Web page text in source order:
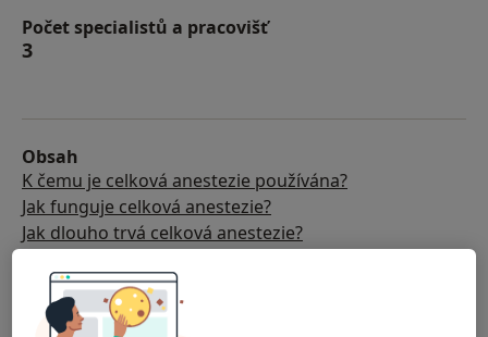
Počet specialistů a pracovišť
3
Obsah
K čemu je celková anestezie používána?
Jak funguje celková anestezie?
Jak dlouho trvá celková anestezie?
Celková anestezie: Doporučení specialisté a centra
Často kladené otázky